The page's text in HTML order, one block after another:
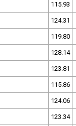
115.93
124.31
119.80
128.14
123.81
115.86
124.06
123.34